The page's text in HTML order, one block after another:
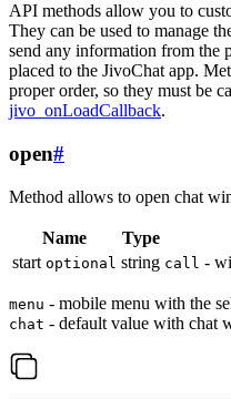
API methods allow you to
They can be used to manage
send any information from the
placed to the JivoChat app.
proper order, so they must be
jivo_onLoadCallback.
open#
Method allows to open chat
Name Type
start optional string call -
menu - mobile menu with the
chat - default value with chat